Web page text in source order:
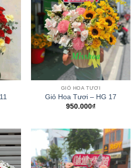
GIỎ HOA TƯƠI
Giỏ Hoa Tươi – HG 17
950.000₫